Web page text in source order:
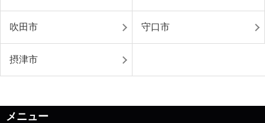
吹田市 守口市
摂津市
メニュー